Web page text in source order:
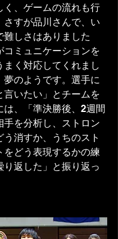
く、ゲームの流れも行
さすが品川さんで、い
難しさはありました
コミュニケーションを
まく対応してくれまし
夢のようです。選手に
言いたい」とチームを
は、「準決勝後、2週間
手を分析し、ストロン
う消すか、うちのスト
をどう表現するかの練
り返した」と振り返っ